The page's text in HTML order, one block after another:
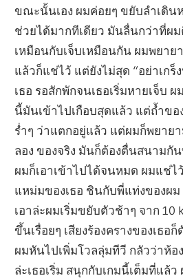
ขณะนั้นเอง ผมค่อยๆ ขยับลำเดิน
ช่วยได้มากทีเดียว มันลื่นกว่าที่ผ
เหมือนกับเจ็บเหมือนกัน ผมพยาย
แล้วก็แช่ไว้ แต่ยังไม่สุด “อย่าเกร็
เธอ รอสักพักจนเธอเริ่มหายเจ็บ
นี้มันเข้าไปเกือบสุดแล้ว แต่ถ้ำขอ
ร่ำๆ ว่าแตกอยู่แล้ว แต่ผมก็พยาย
ลอง ของจริง มันก็ต้องตื่นสนามกั
ผมก็เอาเข้าไปได้จนหมด ผมแช่ไ
แหม่มของเธอ ชินกับพี่แท่งของผม
เอาล่ะผมเริ่มขยับตัวช้าๆ จาก 10
ขึ้นเรื่อยๆ เสียงร้องครางของเธอ
ผมหันไปเพิ่มโวลลุ่มทีวี กลัวว่าห้อ
ล่ะเธอเริ่ม สนุกกับเกมนี้เต็มที่แล้ว